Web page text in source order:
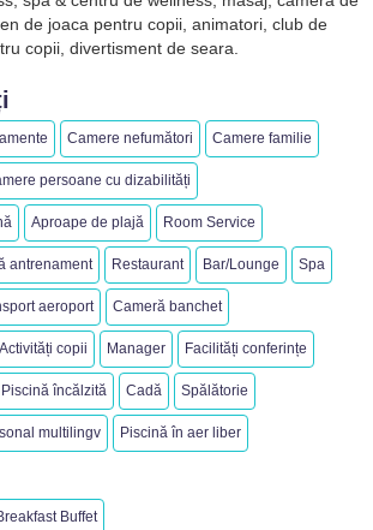
de joaca pentru copii, animatori, club de
copii, divertisment de seara.
Camere nefumători Camere familie
persoane cu dizabilități
Aproape de plajă Room Service
antrenament Restaurant Bar/Lounge Spa
aeroport Cameră banchet
Activități copii Manager Facilități conferințe
Piscină încălzită Cadă Spălătorie
multilingv Piscină în aer liber
Buffet